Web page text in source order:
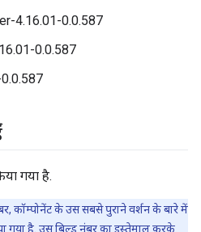
4.16.01-0.0.587
0.0.587
गया है.
कॉम्पोनेंट के उस सबसे पुराने वर्शन के बारे में
गया है. उस बिल्ड नंबर का इस्तेमाल करके